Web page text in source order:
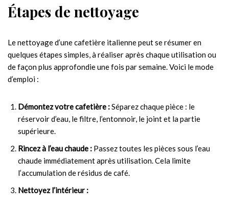
Étapes de nettoyage
Le nettoyage d’une cafetière italienne peut se résumer en
quelques étapes simples, à réaliser après chaque utilisation ou
de façon plus approfondie une fois par semaine. Voici le mode
d’emploi :
Démontez votre cafetière :Séparez chaque pièce : le
réservoir d’eau, le filtre, l’entonnoir, le joint et la partie
supérieure.
Rincez à l’eau chaude : Passez toutes les pièces sous l’eau
chaude immédiatement après utilisation. Cela limite
l’accumulation de résidus de café.
Nettoyez l’intérieur :